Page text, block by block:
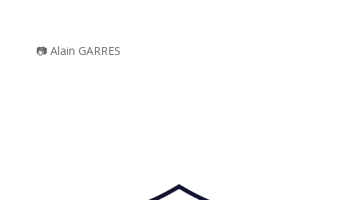
📷 Alain GARRES